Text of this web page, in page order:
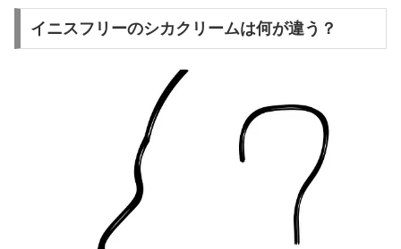
イニスフリーのシカクリームは何が違う？